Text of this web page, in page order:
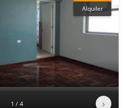
Alquiler
1 / 4 ›